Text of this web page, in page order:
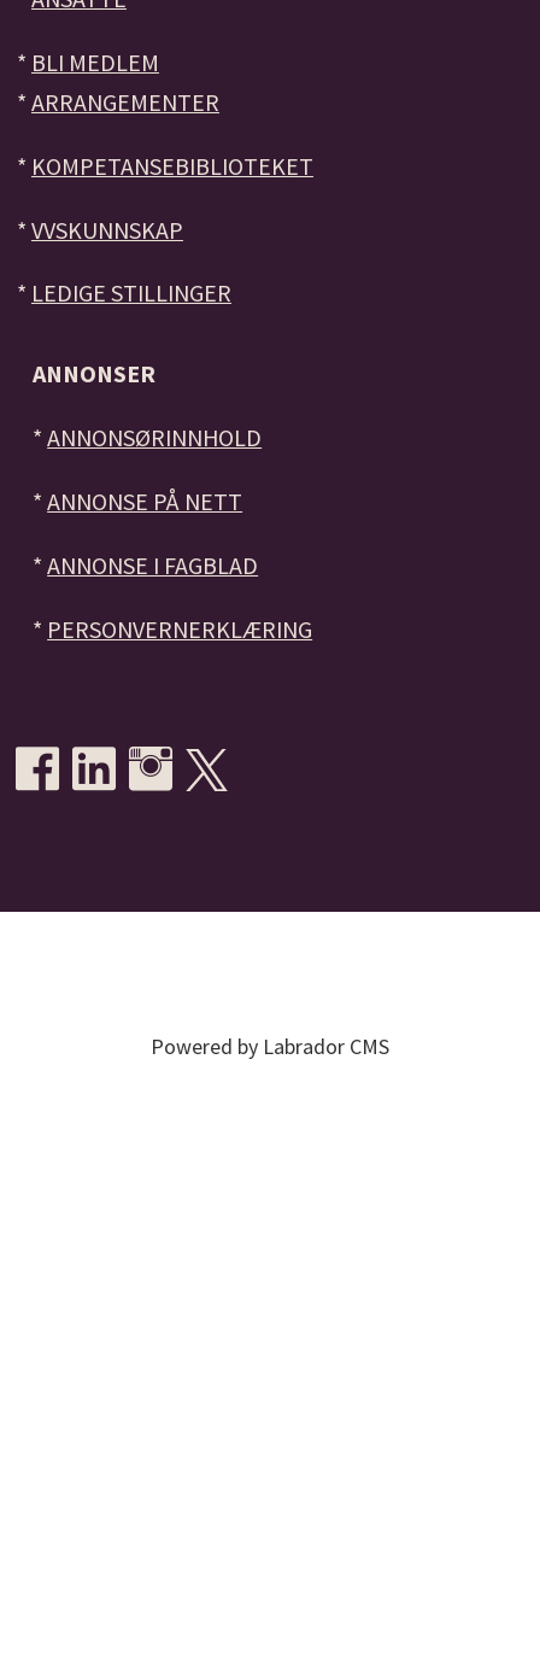
* BLI MEDLEM
* ARRANGEMENTER
* KOMPETANSEBIBLIOTEKET
* VVSKUNNSKAP
* LEDIGE STILLINGER
ANNONSER
*ANNONSØRINNHOLD
*ANNONSE PÅ NETT
*ANNONSE I FAGBLAD
* PERSONVERNERKLÆRING
Powered by Labrador CMS